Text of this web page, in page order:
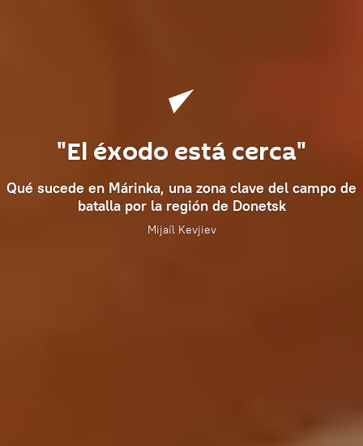
"El éxodo está cerca"
Qué sucede en Márinka, una zona clave del campo de
batalla por la región de Donetsk
Mijaíl Kevjiev